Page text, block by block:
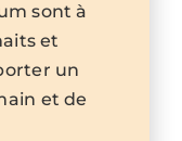
sont à
et
un
et de